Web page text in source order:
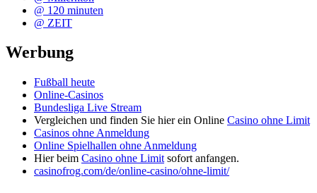
@ 120 minuten
@ ZEIT
Werbung
Fußball heute
Online-Casinos
Bundesliga Live Stream
Vergleichen und finden Sie hier ein Online Casino ohne Limit
Casinos ohne Anmeldung
Online Spielhallen ohne Anmeldung
Hier beim Casino ohne Limit sofort anfangen.
casinofrog.com/de/online-casino/ohne-limit/